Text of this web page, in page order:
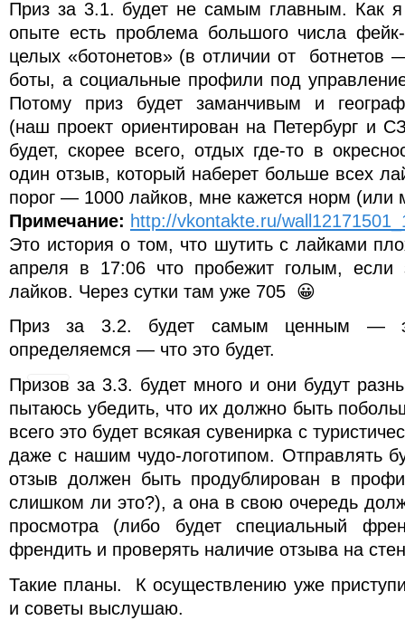
Приз за 3.1. будет не самым главным. Как
опыте есть проблема большого числа
целых «ботонетов» (в отличии от ботнетов
боты, а социальные профили под
Потому приз будет заманчивым и
(наш проект ориентирован на Петербург и
будет, скорее всего, отдых где-то в
один отзыв, который наберет больше всех
порог — 1000 лайков, мне кажется норм (или
Примечание: http://vkontakte.ru/
Это история о том, что шутить с лайками
апреля в 17:06 что пробежит голым, если
лайков. Через сутки там уже 705 😀
Приз за 3.2. будет самым ценным —
определяемся — что это будет.
Призов за 3.3. будет много и они будут
пытаюсь убедить, что их должно быть
всего это будет всякая сувенирка с
даже с нашим чудо-логотипом. Отправлять
отзыв должен быть продублирован в
слишком ли это?), а она в свою очередь
просмотра (либо будет специальный
френдить и проверять наличие отзыва на
Такие планы. К осуществлению уже
и советы выслушаю.